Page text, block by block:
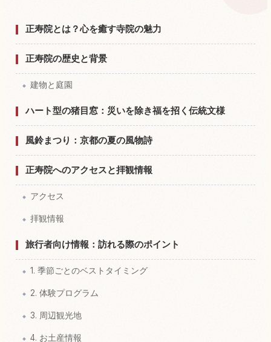
正寿院,京都の体験を探す
正寿院とは？心を癒す寺院の魅力
正寿院の歴史と背景
建物と庭園
ハート型の猪目窓：災いを除き福を招く伝統文様
風鈴まつり：京都の夏の風物詩
正寿院へのアクセスと拝観情報
アクセス
拝観情報
旅行者向け情報：訪れる際のポイント
1. 季節ごとのベストタイミング
2. 体験プログラム
3. 周辺観光地
4. お土産情報